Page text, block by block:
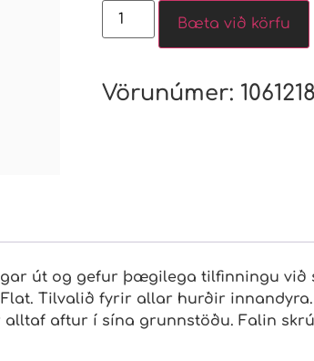
Bæta við körfu
Vörunúmer: 1061218
út og gefur þægilega tilfinningu við
Tilvalið fyrir allar hurðir
aftur í sína grunnstöðu. Falin